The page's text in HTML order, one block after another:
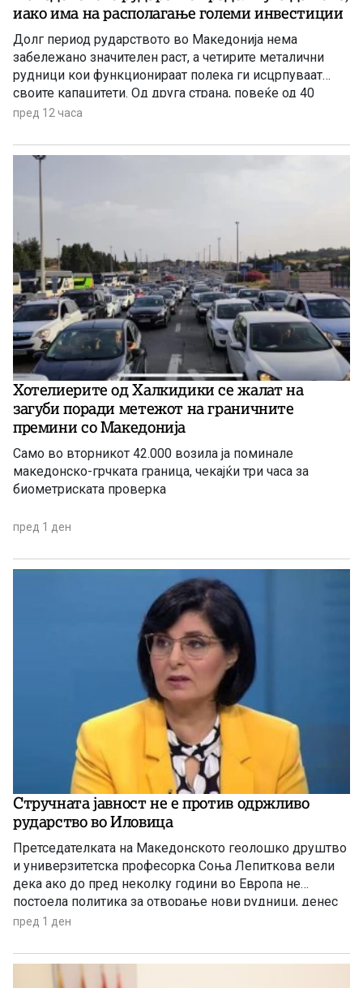
иако има на располагање големи инвестиции
Долг период рударството во Македонија нема
забележано значителен раст, а четирите металични
рудници кои функционираат полека ги исцрпуваат
своите капацитети. Од друга страна, повеќе од 40
години се нема реализирано ниту една голема
единствена сериозна најава има за проектот за рудник
за бакар во Иловица.
пред 12 часа
Хотелиерите од Халкидики се жалат на
загуби поради метежот на граничните
премини со Македонија
Само во вторникот 42.000 возила ја поминале
македонско-грчката граница, чекајќи три часа за
биометриската проверка
пред 1 ден
Стручната јавност не е против одржливо
рударство во Иловица
Претседателката на Македонското геолошко друштво
и универзитетска професорка Соња Лепиткова вели
дека ако до пред неколку години во Европа не
постоела политика за отворање нови рудници, денес
таа политика е апсолутно сменета и листата на
пред 1 ден